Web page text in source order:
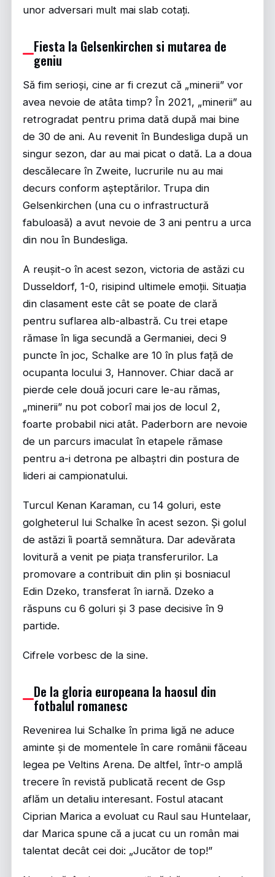
unor adversari mult mai slab cotați.
Fiesta la Gelsenkirchen si mutarea de
geniu
Să fim serioși, cine ar fi crezut că „minerii” vor
avea nevoie de atâta timp? În 2021, „minerii” au
retrogradat pentru prima dată după mai bine
de 30 de ani. Au revenit în Bundesliga după un
singur sezon, dar au mai picat o dată. La a doua
descălecare în Zweite, lucrurile nu au mai
decurs conform așteptărilor. Trupa din
Gelsenkirchen (una cu o infrastructură
fabuloasă) a avut nevoie de 3 ani pentru a urca
din nou în Bundesliga.
A reușit-o în acest sezon, victoria de astăzi cu
Dusseldorf, 1-0, risipind ultimele emoții. Situația
din clasament este cât se poate de clară
pentru suflarea alb-albastră. Cu trei etape
rămase în liga secundă a Germaniei, deci 9
puncte în joc, Schalke are 10 în plus față de
ocupanta locului 3, Hannover. Chiar dacă ar
pierde cele două jocuri care le-au rămas,
„minerii” nu pot coborî mai jos de locul 2,
foarte probabil nici atât. Paderborn are nevoie
de un parcurs imaculat în etapele rămase
pentru a-i detrona pe albaștri din postura de
lideri ai campionatului.
Turcul Kenan Karaman, cu 14 goluri, este
golgheterul lui Schalke în acest sezon. Și golul
de astăzi îi poartă semnătura. Dar adevărata
lovitură a venit pe piața transferurilor. La
promovare a contribuit din plin și bosniacul
Edin Dzeko, transferat în iarnă. Dzeko a
răspuns cu 6 goluri și 3 pase decisive în 9
partide.
Cifrele vorbesc de la sine.
De la gloria europeana la haosul din
fotbalul romanesc
Revenirea lui Schalke în prima ligă ne aduce
aminte și de momentele în care românii făceau
legea pe Veltins Arena. De altfel, într-o amplă
trecere în revistă publicată recent de Gsp
aflăm un detaliu interesant. Fostul atacant
Ciprian Marica a evoluat cu Raul sau Huntelaar,
dar Marica spune că a jucat cu un român mai
talentat decât cei doi: „Jucător de top!”